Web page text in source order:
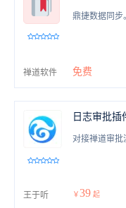
禅道软件
鼎捷数据同步。
免费
王于听
日志审批插
对接禅道审批
￥39 起